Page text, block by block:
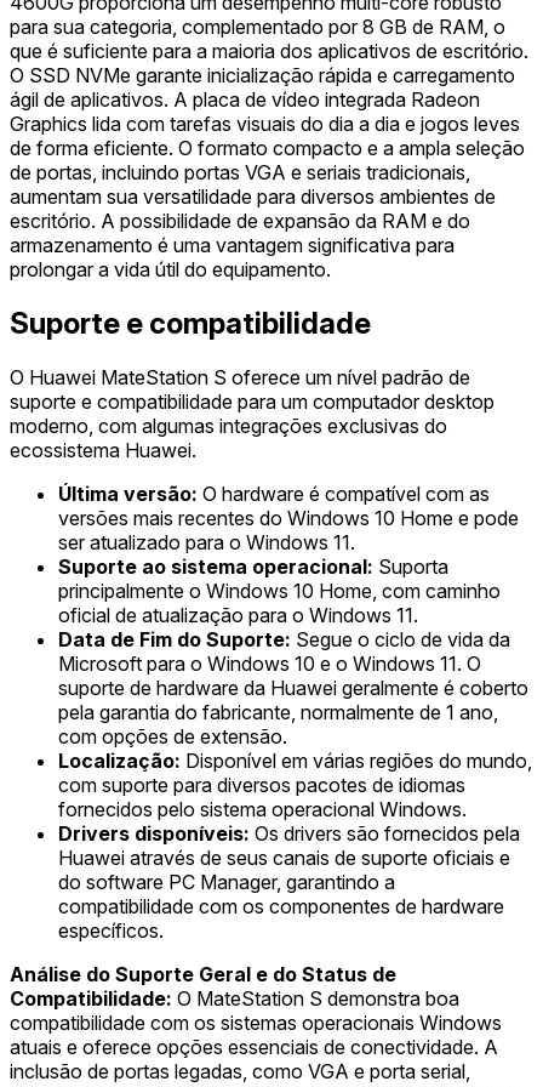
para sua categoria, complementado por 8 GB de RAM, o
que é suficiente para a maioria dos aplicativos de escritório.
O SSD NVMe garante inicialização rápida e carregamento
ágil de aplicativos. A placa de vídeo integrada Radeon
Graphics lida com tarefas visuais do dia a dia e jogos leves
de forma eficiente. O formato compacto e a ampla seleção
de portas, incluindo portas VGA e seriais tradicionais,
aumentam sua versatilidade para diversos ambientes de
escritório. A possibilidade de expansão da RAM e do
armazenamento é uma vantagem significativa para
prolongar a vida útil do equipamento.
Suporte e compatibilidade
O Huawei MateStation S oferece um nível padrão de
suporte e compatibilidade para um computador desktop
moderno, com algumas integrações exclusivas do
ecossistema Huawei.
Última versão: O hardware é compatível com as
versões mais recentes do Windows 10 Home e pode
ser atualizado para o Windows 11.
Suporte ao sistema operacional: Suporta
principalmente o Windows 10 Home, com caminho
oficial de atualização para o Windows 11.
Data de Fim do Suporte: Segue o ciclo de vida da
Microsoft para o Windows 10 e o Windows 11. O
suporte de hardware da Huawei geralmente é coberto
pela garantia do fabricante, normalmente de 1 ano,
com opções de extensão.
Localização: Disponível em várias regiões do mundo,
com suporte para diversos pacotes de idiomas
fornecidos pelo sistema operacional Windows.
Drivers disponíveis: Os drivers são fornecidos pela
Huawei através de seus canais de suporte oficiais e
do software PC Manager, garantindo a
compatibilidade com os componentes de hardware
específicos.
Análise do Suporte Geral e do Status de
Compatibilidade: O MateStation S demonstra boa
compatibilidade com os sistemas operacionais Windows
atuais e oferece opções essenciais de conectividade. A
inclusão de portas legadas, como VGA e porta serial,